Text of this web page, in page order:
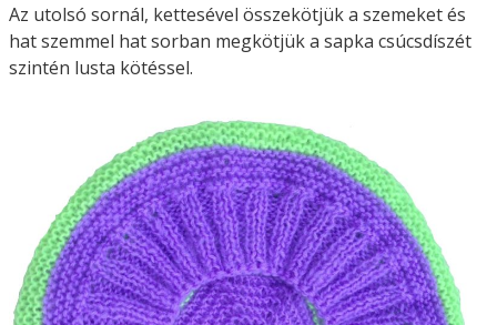
Az utolsó sornál, kettesével összekötjük a szemeket és
hat szemmel hat sorban megkötjük a sapka csúcsdíszét
szintén lusta kötéssel.